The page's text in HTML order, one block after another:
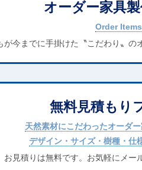
オーダー家具
Order
が今までに手掛けた〝こだわり〟の
無料見積もり
天然素材にこだわったオーダ
デザイン・サイズ・樹種・仕
お見積りは無料です。お気軽にメー